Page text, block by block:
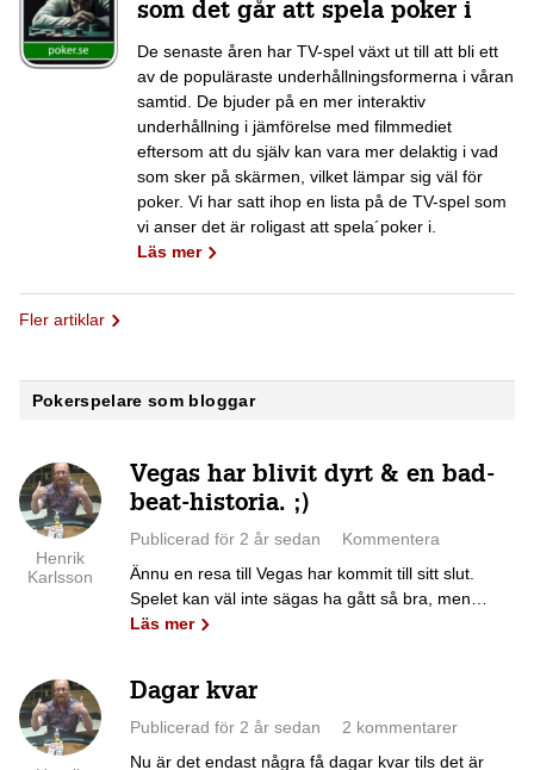
som det går att spela poker i
De senaste åren har TV-spel växt ut till att bli ett
av de populäraste underhållningsformerna i våran
samtid. De bjuder på en mer interaktiv
underhållning i jämförelse med filmmediet
eftersom att du själv kan vara mer delaktig i vad
som sker på skärmen, vilket lämpar sig väl för
poker. Vi har satt ihop en lista på de TV-spel som
vi anser det är roligast att spela´poker i.
Läs mer
Fler artiklar
Pokerspelare som bloggar
Henrik
Karlsson
Vegas har blivit dyrt & en bad-
beat-historia. ;)
Publicerad för 2 år sedan
Kommentera
Ännu en resa till Vegas har kommit till sitt slut.
Spelet kan väl inte sägas ha gått så bra, men…
Läs mer
Dagar kvar
Publicerad för 2 år sedan
2 kommentarer
Nu är det endast några få dagar kvar tils det är